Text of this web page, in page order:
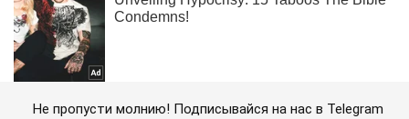
Не пропусти молнию! Подписывайся на нас в Telegram